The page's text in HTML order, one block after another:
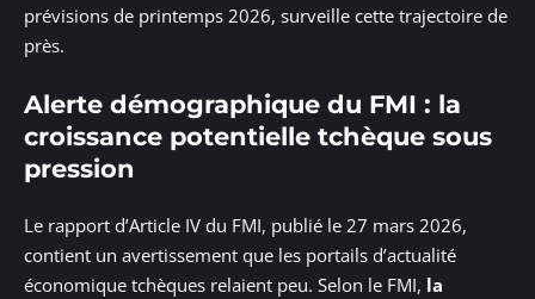
prévisions de printemps 2026, surveille cette trajectoire de
près.
Alerte démographique du FMI : la
croissance potentielle tchèque sous
pression
Le rapport d’Article IV du FMI, publié le 27 mars 2026,
contient un avertissement que les portails d’actualité
économique tchèques relaient peu. Selon le FMI, la